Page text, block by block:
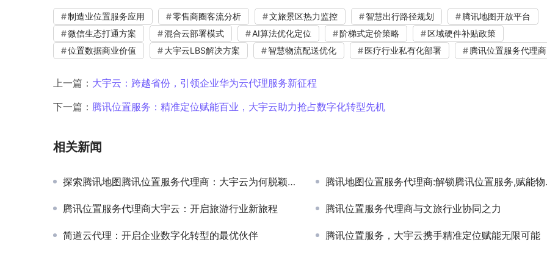
制造业位置服务应用 零售商圈客流分析 文旅景区热力监控 智慧出行路径规划
腾讯地图开放平台
微信生态打通方案
混合云部署模式 AI算法优化定位 阶梯式定价策略
区域硬件补贴政策
位置数据商业价值
大宇云LBS解决方案 智慧物流配送优化 医疗行业私有化部署 腾讯位置服务代理商
上一篇： 大宇云：跨越省份，引领企业华为云代理服务新征程
下一篇： 腾讯位置服务：精准定位赋能百业，大宇云助力抢占数字化转型先机
相关新闻
探索腾讯地图腾讯位置服务代理商：大宇云为何脱颖而出 腾讯地图位置服务代理商:解锁腾讯位置服务,赋能物流新征程
腾讯位置服务代理商大宇云：开启旅游行业新旅程 腾讯位置服务代理商与文旅行业协同之力
简道云代理：开启企业数字化转型的最优伙伴 腾讯位置服务，大宇云携手精准定位赋能无限可能